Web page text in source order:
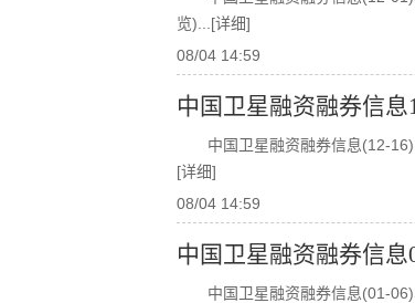
览) ...[详细]
08/04 14:59
中国卫星融资融券信息
中国卫星融资融券信息(12-
[详细]
08/04 14:59
中国卫星融资融券信息
中国卫星融资融券信息(01-